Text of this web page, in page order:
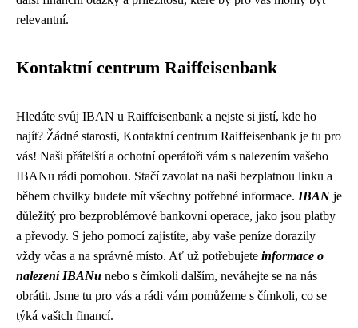
relevantní.
Kontaktní centrum Raiffeisenbank
Hledáte svůj IBAN u Raiffeisenbank a nejste si jistí, kde ho
najít? Žádné starosti, Kontaktní centrum Raiffeisenbank je tu pro
vás! Naši přátelští a ochotní operátoři vám s nalezením vašeho
IBANu rádi pomohou. Stačí zavolat na naši bezplatnou linku a
během chvilky budete mít všechny potřebné informace. IBAN je
důležitý pro bezproblémové bankovní operace, jako jsou platby
a převody. S jeho pomocí zajistíte, aby vaše peníze dorazily
vždy včas a na správné místo. Ať už potřebujete informace o
nalezení IBANu nebo s čímkoli dalším, neváhejte se na nás
obrátit. Jsme tu pro vás a rádi vám pomůžeme s čímkoli, co se
týká vašich financí.